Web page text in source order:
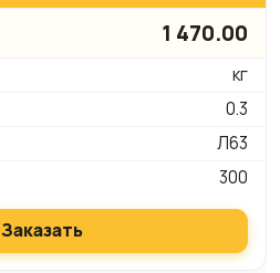
1 470.00
кг
0.3
Л63
300
Заказать